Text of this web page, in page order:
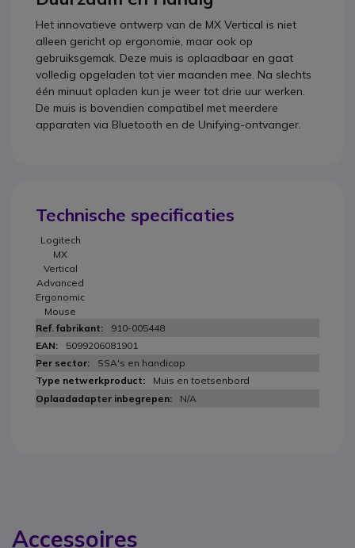
Het innovatieve ontwerp van de MX Vertical is niet
alleen gericht op ergonomie, maar ook op
gebruiksgemak. Deze muis is oplaadbaar en gaat
volledig opgeladen tot vier maanden mee. Na slechts
één minuut opladen kun je weer tot drie uur werken.
De muis is bovendien compatibel met meerdere
apparaten via Bluetooth en de Unifying-ontvanger.
Technische specificaties
Logitech
MX
Vertical
Advanced
Ergonomic
Mouse
910-005448
5099206081901
SSA's en handicap
Muis en toetsenbord
N/A
Accessoires